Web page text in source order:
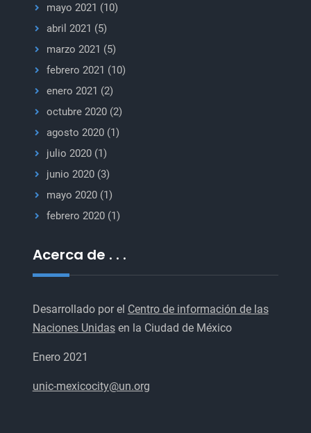
mayo 2021 (10)
abril 2021 (5)
marzo 2021 (5)
febrero 2021 (10)
enero 2021 (2)
octubre 2020(2)
agosto 2020(1)
julio 2020(1)
junio 2020(3)
mayo 2020(1)
febrero 2020(1)
Acerca de . . .
Desarrollado por el Centro de información de las
Naciones Unidasen la Ciudad de México
Enero 2021
unic-mexicocity@un.org